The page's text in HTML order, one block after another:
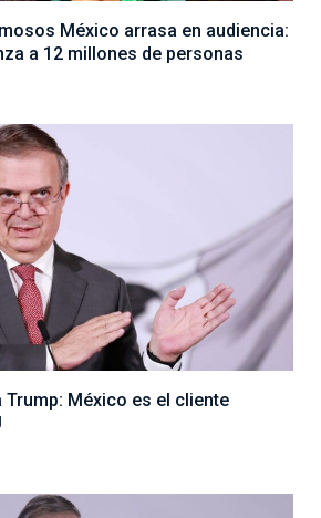
México arrasa en audiencia:
a 12 millones de personas
Trump: México es el cliente